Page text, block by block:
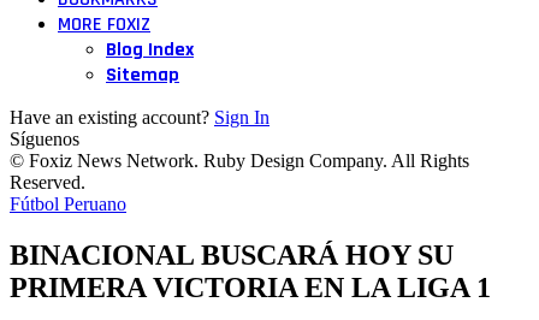
MORE FOXIZ
Blog Index
Sitemap
Have an existing account? Sign In
Síguenos
© Foxiz News Network. Ruby Design Company. All Rights
Reserved.
Fútbol Peruano
BINACIONAL BUSCARÁ HOY SU
PRIMERA VICTORIA EN LA LIGA 1